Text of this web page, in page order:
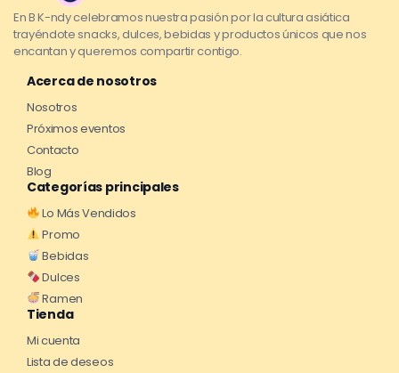
En B K-ndy celebramos nuestra pasión por la cultura asiática
trayéndote snacks, dulces, bebidas y productos únicos que nos
encantan y queremos compartir contigo.
Acerca de nosotros
Nosotros
Próximos eventos
Contacto
Blog
Categorías principales
Lo Más Vendidos
Promo
Bebidas
Dulces
Ramen
Tienda
Mi cuenta
Lista de deseos